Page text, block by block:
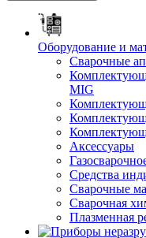
Оборудование и
Сварочные
MIG
Аксессуары
Средства
Сварочные
Сварочная
Плазменная